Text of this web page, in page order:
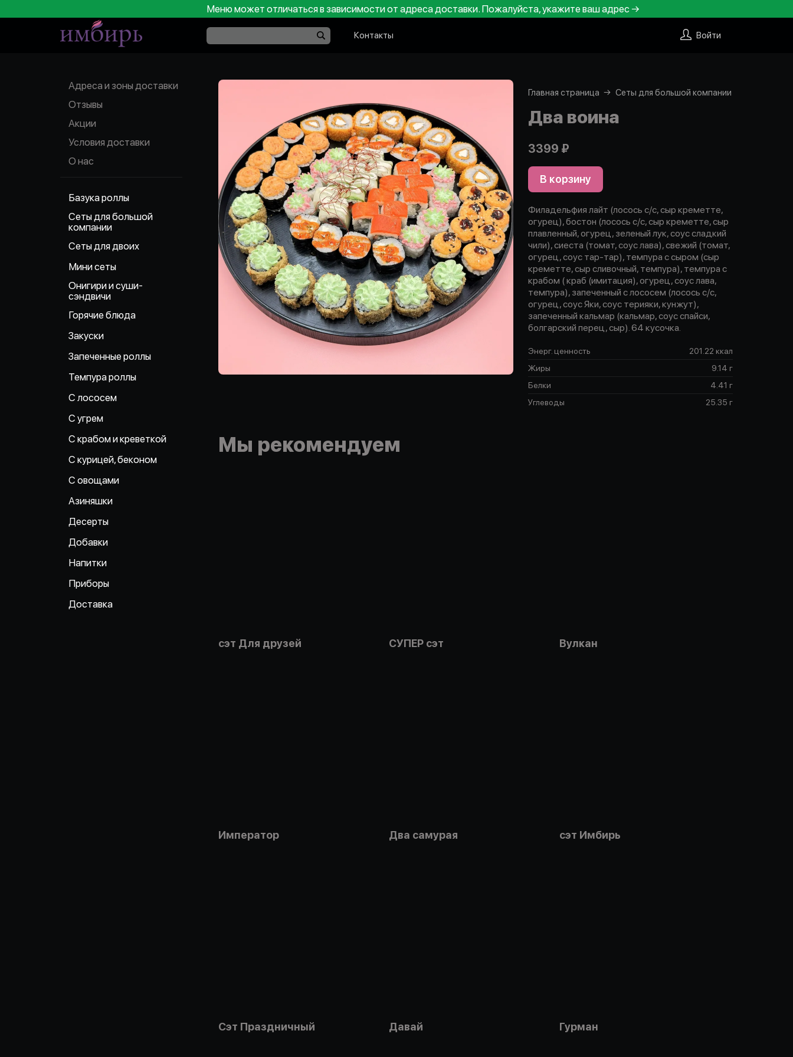
Меню может отличаться в зависимости от адреса доставки. Пожалуйста, укажите ваш адрес →
Контакты Войти
Адреса и зоны доставки
Отзывы
Акции
Условия доставки
О нас
Базука роллы
Сеты для большой
компании
Сеты для двоих
Мини сеты
Онигири и суши-
сэндвичи
Горячие блюда
Закуски
Запеченные роллы
Темпура роллы
С лососем
С угрем
С крабом и креветкой
С курицей, беконом
С овощами
Азиняшки
Десерты
Добавки
Напитки
Приборы
Доставка
Главная страница Сеты для большой компании
Два воина
3399 ₽
В корзину
Филадельфия лайт (лосось с/с, сыр креметте,
огурец), бостон (лосось с/с, сыр креметте, сыр
плавленный, огурец, зеленый лук, соус сладкий
чили), сиеста (томат, соус лава), свежий (томат,
огурец, соус тар-тар), темпура с сыром (сыр
креметте, сыр сливочный, темпура), темпура с
крабом ( краб (имитация), огурец, соус лава,
темпура), запеченный с лососем (лосось с/с,
огурец, соус Яки, соус терияки, кунжут),
запеченный кальмар (кальмар, соус спайси,
болгарский перец, сыр). 64 кусочка.
Энерг. ценность
201.22 ккал
Жиры
9.14 г
Белки
4.41 г
Углеводы
25.35 г
Мы рекомендуем
сэт Для друзей СУПЕР сэт Вулкан
Император Два самурая сэт Имбирь
Сэт Праздничный Давай Гурман